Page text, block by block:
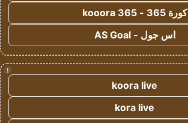
كورة 365 - kooora 365
اس جول - AS Goal
!
koora live
kora live